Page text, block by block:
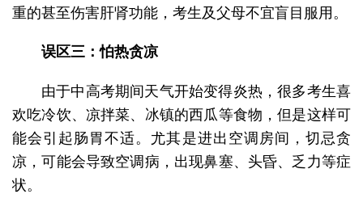
重的甚至伤害肝肾功能，考生及父母不宜盲目服用。
误区三：怕热贪凉
由于中高考期间天气开始变得炎热，很多考生喜
欢吃冷饮、凉拌菜、冰镇的西瓜等食物，但是这样可
能会引起肠胃不适。尤其是进出空调房间，切忌贪
凉，可能会导致空调病，出现鼻塞、头昏、乏力等症
状。